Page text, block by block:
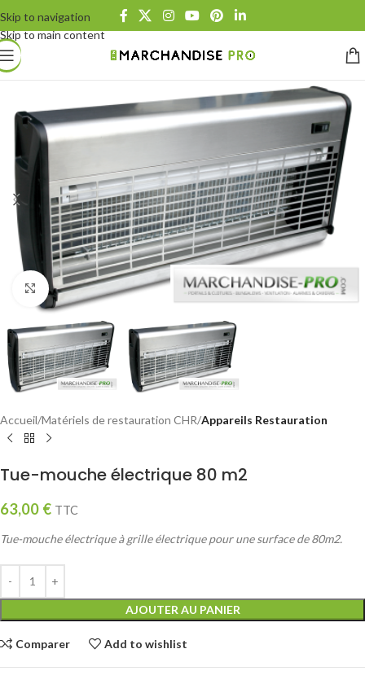
Skip to navigation
Skip to main content
Click to enlarge
Accueil Matériels de restauration CHR Appareils Restauration
Tue-mouche électrique 80 m2
63,00 € TTC
Tue-mouche électrique à grille électrique pour une surface de 80m2.
AJOUTER AU PANIER
Comparer Add to wishlist